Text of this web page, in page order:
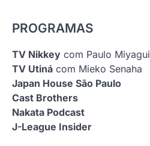
PROGRAMAS
TV Nikkey com Paulo Miyagui
TV Utiná com Mieko Senaha
Japan House São Paulo
Cast Brothers
Nakata Podcast
J-League Insider